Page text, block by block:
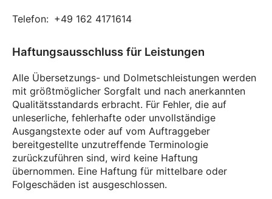
Telefon: +49 162 4171614
Haftungsausschluss für Leistungen
Alle Übersetzungs- und Dolmetschleistungen werden
mit größtmöglicher Sorgfalt und nach anerkannten
Qualitätsstandards erbracht. Für Fehler, die auf
unleserliche, fehlerhafte oder unvollständige
Ausgangstexte oder auf vom Auftraggeber
bereitgestellte unzutreffende Terminologie
zurückzuführen sind, wird keine Haftung
übernommen. Eine Haftung für mittelbare oder
Folgeschäden ist ausgeschlossen.